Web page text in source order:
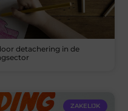
detachering in de
ZAKELIJK